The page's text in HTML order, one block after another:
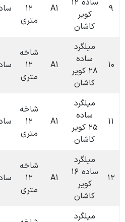
۱۲
ساده کیلوگرم ۱۲ -
۱۲
ساده کیلوگرم ۲۸ -
۱۲
ساده کیلوگرم ۲۵ -
۱۲
ساده کیلوگرم ۱۶ -